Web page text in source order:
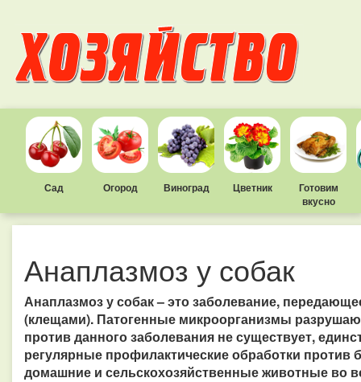
Сад Огород Виноград Цветник
Готовим
вкусно
Анаплазмоз у собак
Анаплазмоз у собак – это заболевание,
(клещами). Патогенные микроорганизмы
против данного заболевания не существует,
регулярные профилактические обработки
домашние и сельскохозяйственные животные во